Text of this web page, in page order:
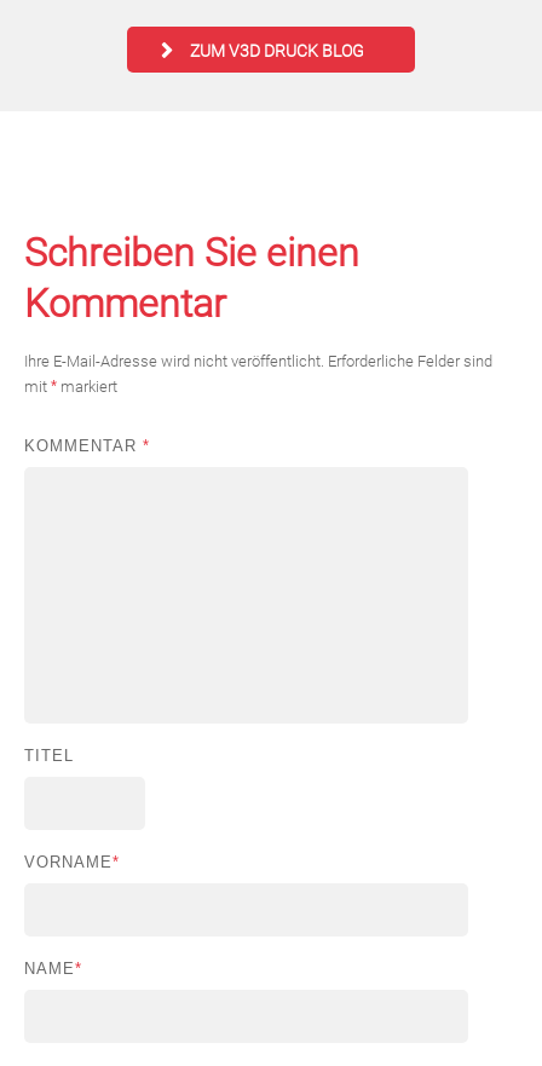
ZUM V3D DRUCK BLOG
Schreiben Sie einen
Kommentar
Ihre E-Mail-Adresse wird nicht veröffentlicht. Erforderliche Felder sind
mit * markiert
KOMMENTAR *
TITEL
VORNAME*
NAME*